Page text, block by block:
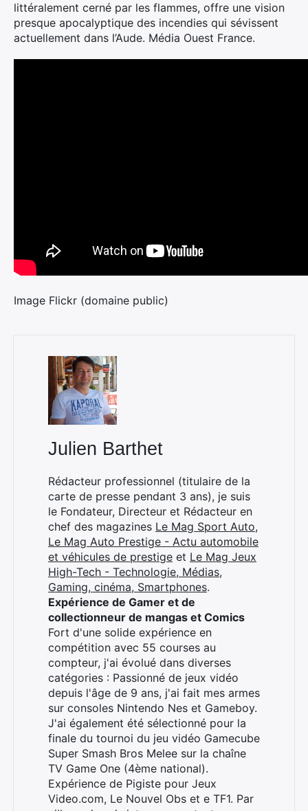
littéralement cerné par les flammes, offre une vision
presque apocalyptique des incendies qui sévissent
actuellement dans l’Aude. Média Ouest France.
Image Flickr (domaine public)
Julien Barthet
Rédacteur professionnel (titulaire de la
carte de presse pendant 3 ans), je suis
le Fondateur, Directeur et Rédacteur en
chef des magazines Le Mag Sport Auto,
Le Mag Auto Prestige - Actu automobile
et véhicules de prestige et Le Mag Jeux
High-Tech - Technologie, Médias,
Gaming, cinéma, Smartphones.
Expérience de Gamer et de
collectionneur de mangas et Comics
Fort d'une solide expérience en
compétition avec 55 courses au
compteur, j'ai évolué dans diverses
catégories : Passionné de jeux vidéo
depuis l'âge de 9 ans, j'ai fait mes armes
sur consoles Nintendo Nes et Gameboy.
J'ai également été sélectionné pour la
finale du tournoi du jeu vidéo Gamecube
Super Smash Bros Melee sur la chaîne
TV Game One (4ème national).
Expérience de Pigiste pour Jeux
Video.com, Le Nouvel Obs et e TF1. Par